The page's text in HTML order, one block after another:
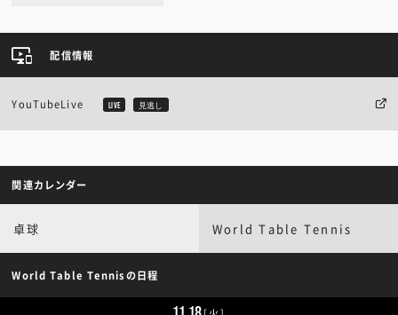
配信情報
YouTubeLive LIVE 見逃し
関連カレンダー
卓球 World Table Tennis
World Table Tennisの日程